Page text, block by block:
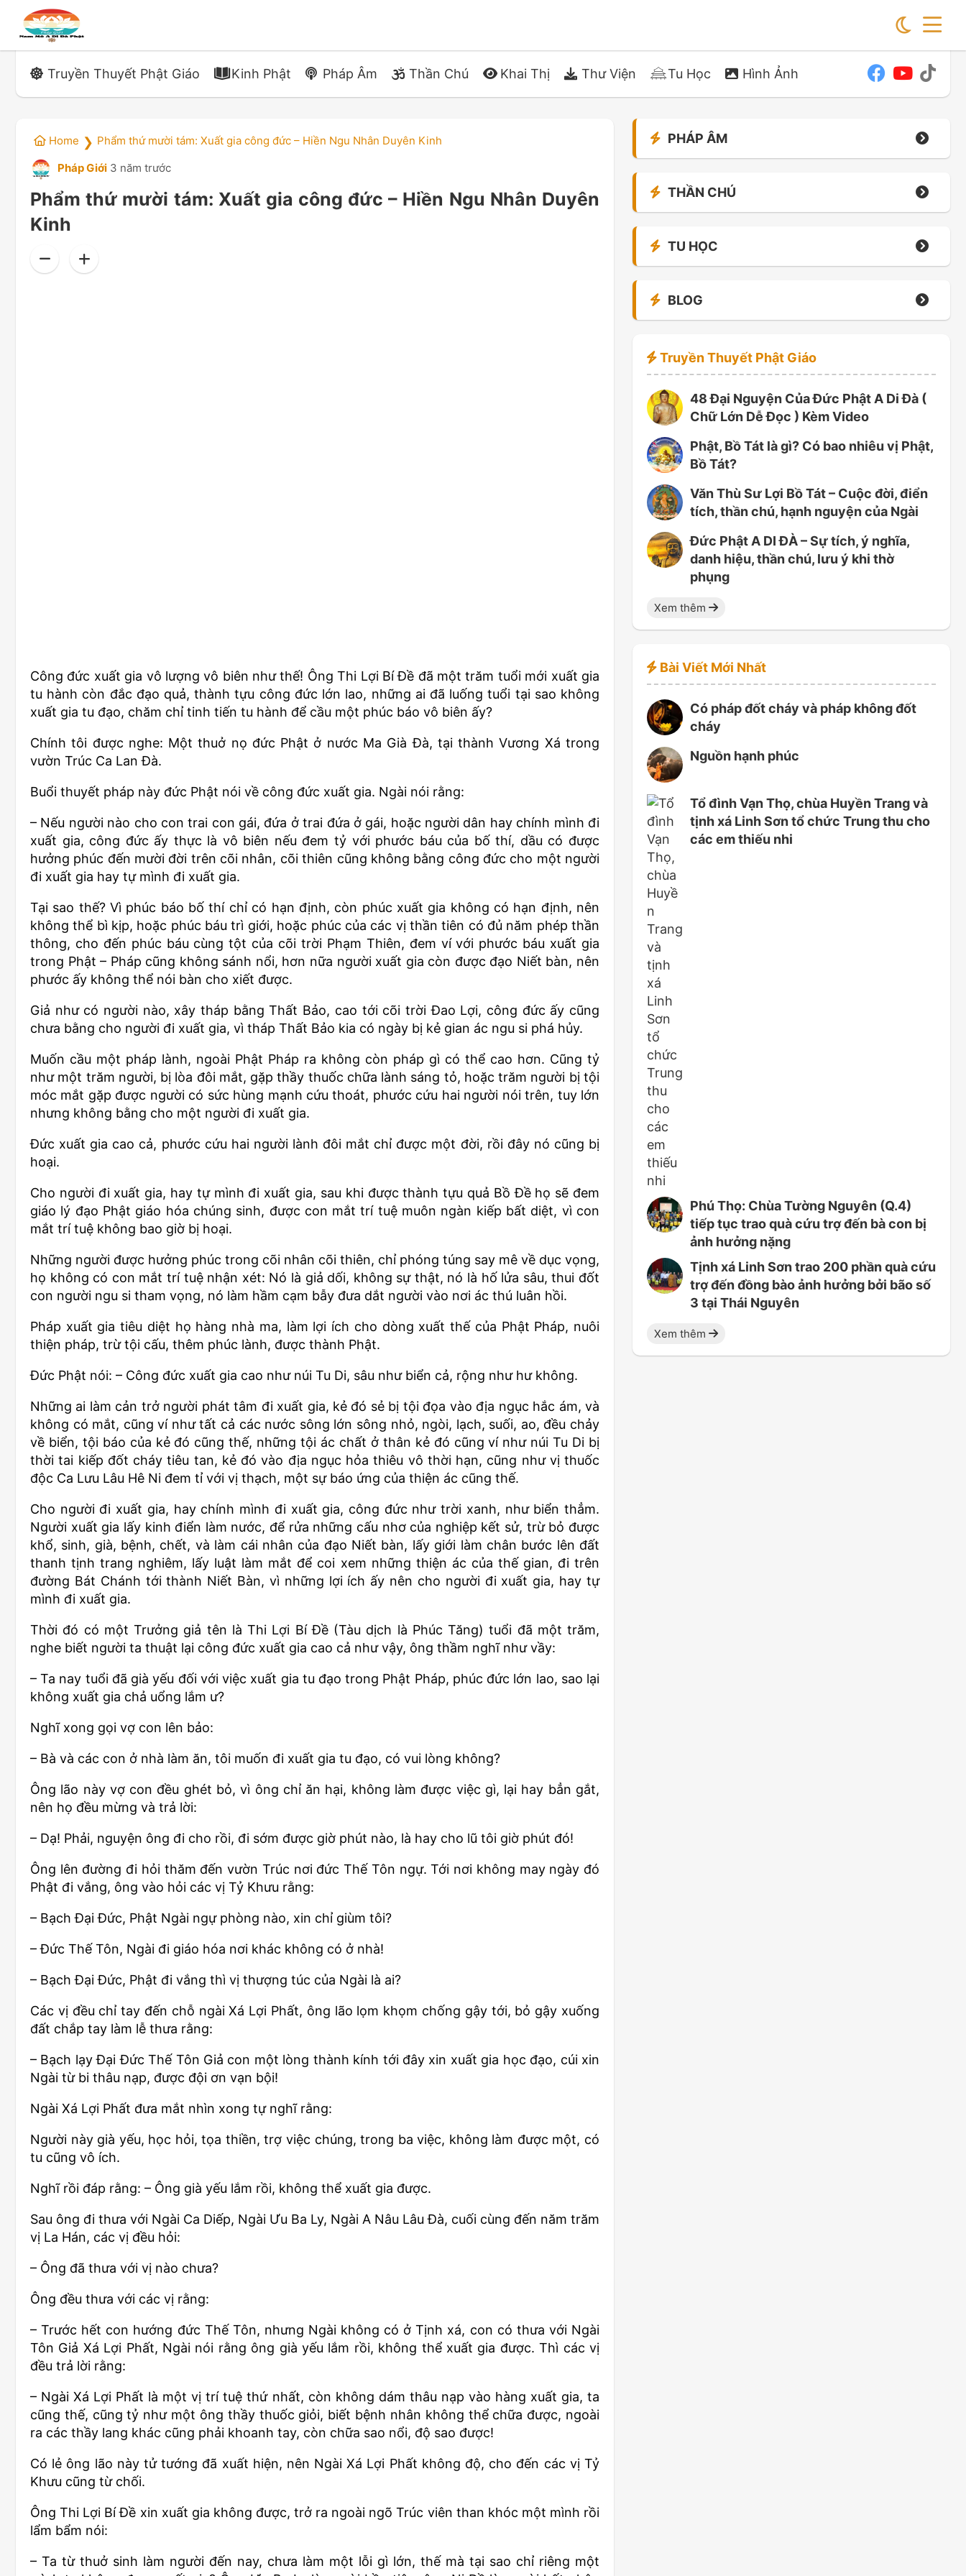
Truyền Thuyết Phật Giáo Kinh Phật Pháp Âm Thần Chú Khai Thị Thư Viện Tu Học Hình Ảnh
Home ❯ Phẩm thứ mười tám: Xuất gia công đức – Hiền Ngu Nhân Duyên Kinh
Pháp Giới 3 năm trước
Phẩm thứ mười tám: Xuất gia công đức – Hiền Ngu Nhân Duyên
Kinh
Công đức xuất gia vô lượng vô biên như thế! Ông Thi Lợi Bí Đề đã một trăm tuổi mới xuất gia
tu hành còn đắc đạo quả, thành tựu công đức lớn lao, những ai đã luống tuổi tại sao không
xuất gia tu đạo, chăm chỉ tinh tiến tu hành để cầu một phúc báo vô biên ấy?
Chính tôi được nghe: Một thuở nọ đức Phật ở nước Ma Già Đà, tại thành Vương Xá trong
vườn Trúc Ca Lan Đà.
Buổi thuyết pháp này đức Phật nói về công đức xuất gia. Ngài nói rằng:
– Nếu người nào cho con trai con gái, đứa ở trai đứa ở gái, hoặc người dân hay chính mình đi
xuất gia, công đức ấy thực là vô biên nếu đem tỷ với phước báu của bố thí, dầu có được
hưởng phúc đến mười đời trên cõi nhân, cõi thiên cũng không bằng công đức cho một người
đi xuất gia hay tự mình đi xuất gia.
Tại sao thế? Vì phúc báo bố thí chỉ có hạn định, còn phúc xuất gia không có hạn định, nên
không thể bì kịp, hoặc phúc báu trì giới, hoặc phúc của các vị thần tiên có đủ năm phép thần
thông, cho đến phúc báu cùng tột của cõi trời Phạm Thiên, đem ví với phước báu xuất gia
trong Phật – Pháp cũng không sánh nổi, hơn nữa người xuất gia còn được đạo Niết bàn, nên
phước ấy không thể nói bàn cho xiết được.
Giả như có người nào, xây tháp bằng Thất Bảo, cao tới cõi trời Đao Lợi, công đức ấy cũng
chưa bằng cho người đi xuất gia, vì tháp Thất Bảo kia có ngày bị kẻ gian ác ngu si phá hủy.
Muốn cầu một pháp lành, ngoài Phật Pháp ra không còn pháp gì có thể cao hơn. Cũng tỷ
như một trăm người, bị lòa đôi mắt, gặp thầy thuốc chữa lành sáng tỏ, hoặc trăm người bị tội
móc mắt gặp được người có sức hùng mạnh cứu thoát, phước cứu hai người nói trên, tuy lớn
nhưng không bằng cho một người đi xuất gia.
Đức xuất gia cao cả, phước cứu hai người lành đôi mắt chỉ được một đời, rồi đây nó cũng bị
hoại.
Cho người đi xuất gia, hay tự mình đi xuất gia, sau khi được thành tựu quả Bồ Đề họ sẽ đem
giáo lý đạo Phật giáo hóa chúng sinh, được con mắt trí tuệ muôn ngàn kiếp bất diệt, vì con
mắt trí tuệ không bao giờ bị hoại.
Những người được hưởng phúc trong cõi nhân cõi thiên, chỉ phóng túng say mê về dục vọng,
họ không có con mắt trí tuệ nhận xét: Nó là giả dối, không sự thật, nó là hố lửa sâu, thui đốt
con người ngu si tham vọng, nó làm hầm cạm bẫy đưa dắt người vào nơi ác thú luân hồi.
Pháp xuất gia tiêu diệt họ hàng nhà ma, làm lợi ích cho dòng xuất thế của Phật Pháp, nuôi
thiện pháp, trừ tội cấu, thêm phúc lành, được thành Phật.
Đức Phật nói: – Công đức xuất gia cao như núi Tu Di, sâu như biển cả, rộng như hư không.
Những ai làm cản trở người phát tâm đi xuất gia, kẻ đó sẻ bị tội đọa vào địa ngục hắc ám, và
không có mắt, cũng ví như tất cả các nước sông lớn sông nhỏ, ngòi, lạch, suối, ao, đều chảy
về biển, tội báo của kẻ đó cũng thế, những tội ác chất ở thân kẻ đó cũng ví như núi Tu Di bị
thời tai kiếp đốt cháy tiêu tan, kẻ đó vào địa ngục hỏa thiêu vô thời hạn, cũng như vị thuốc
độc Ca Lưu Lâu Hê Ni đem tỉ với vị thạch, một sự báo ứng của thiện ác cũng thế.
Cho người đi xuất gia, hay chính mình đi xuất gia, công đức như trời xanh, như biển thẳm.
Người xuất gia lấy kinh điển làm nước, để rửa những cấu nhơ của nghiệp kết sử, trừ bỏ được
khổ, sinh, già, bệnh, chết, và làm cái nhân của đạo Niết bàn, lấy giới làm chân bước lên đất
thanh tịnh trang nghiêm, lấy luật làm mắt để coi xem những thiện ác của thế gian, đi trên
đường Bát Chánh tới thành Niết Bàn, vì những lợi ích ấy nên cho người đi xuất gia, hay tự
mình đi xuất gia.
Thời đó có một Trưởng giả tên là Thi Lợi Bí Đề (Tàu dịch là Phúc Tăng) tuổi đã một trăm,
nghe biết người ta thuật lại công đức xuất gia cao cả như vậy, ông thầm nghĩ như vầy:
– Ta nay tuổi đã già yếu đối với việc xuất gia tu đạo trong Phật Pháp, phúc đức lớn lao, sao lại
không xuất gia chả uổng lắm ư?
Nghĩ xong gọi vợ con lên bảo:
– Bà và các con ở nhà làm ăn, tôi muốn đi xuất gia tu đạo, có vui lòng không?
Ông lão này vợ con đều ghét bỏ, vì ông chỉ ăn hại, không làm được việc gì, lại hay bẳn gắt,
nên họ đều mừng và trả lời:
– Dạ! Phải, nguyện ông đi cho rồi, đi sớm được giờ phút nào, là hay cho lũ tôi giờ phút đó!
Ông lên đường đi hỏi thăm đến vườn Trúc nơi đức Thế Tôn ngự. Tới nơi không may ngày đó
Phật đi vắng, ông vào hỏi các vị Tỷ Khưu rằng:
– Bạch Đại Đức, Phật Ngài ngự phòng nào, xin chỉ giùm tôi?
– Đức Thế Tôn, Ngài đi giáo hóa nơi khác không có ở nhà!
– Bạch Đại Đức, Phật đi vắng thì vị thượng túc của Ngài là ai?
Các vị đều chỉ tay đến chỗ ngài Xá Lợi Phất, ông lão lọm khọm chống gậy tới, bỏ gậy xuống
đất chắp tay làm lễ thưa rằng:
– Bạch lạy Đại Đức Thế Tôn Giả con một lòng thành kính tới đây xin xuất gia học đạo, cúi xin
Ngài từ bi thâu nạp, được đội ơn vạn bội!
Ngài Xá Lợi Phất đưa mắt nhìn xong tự nghĩ rằng:
Người này già yếu, học hỏi, tọa thiền, trợ việc chúng, trong ba việc, không làm được một, có
tu cũng vô ích.
Nghĩ rồi đáp rằng: – Ông già yếu lắm rồi, không thể xuất gia được.
Sau ông đi thưa với Ngài Ca Diếp, Ngài Ưu Ba Ly, Ngài A Nâu Lâu Đà, cuối cùng đến năm trăm
vị La Hán, các vị đều hỏi:
– Ông đã thưa với vị nào chưa?
Ông đều thưa với các vị rằng:
– Trước hết con hướng đức Thế Tôn, nhưng Ngài không có ở Tịnh xá, con có thưa với Ngài
Tôn Giả Xá Lợi Phất, Ngài nói rằng ông già yếu lắm rồi, không thể xuất gia được. Thì các vị
đều trả lời rằng:
– Ngài Xá Lợi Phất là một vị trí tuệ thứ nhất, còn không dám thâu nạp vào hàng xuất gia, ta
cũng thế, cũng tỷ như một ông thầy thuốc giỏi, biết bệnh nhân không thể chữa được, ngoài
ra các thầy lang khác cũng phải khoanh tay, còn chữa sao nổi, độ sao được!
Có lẻ ông lão này tử tướng đã xuất hiện, nên Ngài Xá Lợi Phất không độ, cho đến các vị Tỷ
Khưu cũng từ chối.
Ông Thi Lợi Bí Đề xin xuất gia không được, trở ra ngoài ngõ Trúc viên than khóc một mình rồi
lẩm bẩm nói:
– Ta từ thuở sinh làm người đến nay, chưa làm một lỗi gì lớn, thế mà tại sao chỉ riêng một
PHÁP ÂM
THẦN CHÚ
TU HỌC
BLOG
Truyền Thuyết Phật Giáo
48 Đại Nguyện Của Đức Phật A Di Đà (
Chữ Lớn Dễ Đọc ) Kèm Video
Phật, Bồ Tát là gì? Có bao nhiêu vị Phật,
Bồ Tát?
Văn Thù Sư Lợi Bồ Tát – Cuộc đời, điển
tích, thần chú, hạnh nguyện của Ngài
Đức Phật A DI ĐÀ – Sự tích, ý nghĩa,
danh hiệu, thần chú, lưu ý khi thờ
phụng
Xem thêm
Bài Viết Mới Nhất
Có pháp đốt cháy và pháp không đốt
cháy
Nguồn hạnh phúc
Tổ đình Vạn Thọ, chùa Huyền Trang và
tịnh xá Linh Sơn tổ chức Trung thu cho
các em thiếu nhi
Phú Thọ: Chùa Tường Nguyên (Q.4)
tiếp tục trao quà cứu trợ đến bà con bị
ảnh hưởng nặng
Tịnh xá Linh Sơn trao 200 phần quà cứu
trợ đến đồng bào ảnh hưởng bởi bão số
3 tại Thái Nguyên
Xem thêm